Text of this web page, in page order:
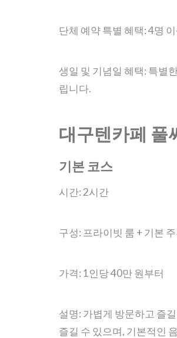
단체 예약 특별 혜택: 4명
생일 및 기념일 혜택: 특별
립니다.
대구텐카페 풀
기본 코스
시간: 2시간
구성: 프라이빗 룸 + 기본
가격: 1인당 40만 원부터
설명: 가볍게 방문하고 즐
즐길 수 있으며, 기본적인